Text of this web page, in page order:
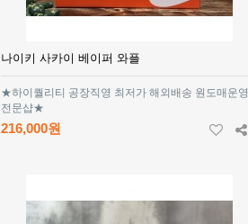
나이키 사카이 베이퍼 와플
★하이퀄리티 공장직영 최저가 해외배송 원도매운영
전문샵★
216,000원